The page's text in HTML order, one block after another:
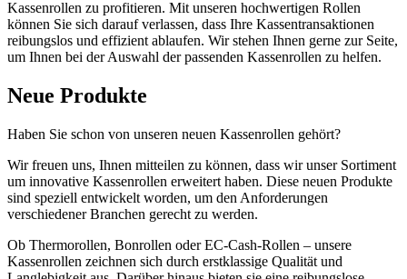
Kassenrollen zu profitieren. Mit unseren hochwertigen Rollen
können Sie sich darauf verlassen, dass Ihre Kassentransaktionen
reibungslos und effizient ablaufen. Wir stehen Ihnen gerne zur Seite,
um Ihnen bei der Auswahl der passenden Kassenrollen zu helfen.
Neue Produkte
Haben Sie schon von unseren neuen Kassenrollen gehört?
Wir freuen uns, Ihnen mitteilen zu können, dass wir unser Sortiment
um innovative Kassenrollen erweitert haben. Diese neuen Produkte
sind speziell entwickelt worden, um den Anforderungen
verschiedener Branchen gerecht zu werden.
Ob Thermorollen, Bonrollen oder EC-Cash-Rollen – unsere
Kassenrollen zeichnen sich durch erstklassige Qualität und